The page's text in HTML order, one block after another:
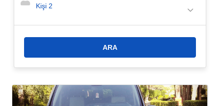
Resort & Suites'e
ulaşmak için Agathon Travel ile özel transfer
Platibum Spa Resort & Suites'egötürecektir.
Resort & Suites
seçenek arıyorsanız havalimanı servis araçlarını tercih
2- Taksi Transfer: Rubi Platibum Spa Resort & Suites'etransfer
Kişi 2